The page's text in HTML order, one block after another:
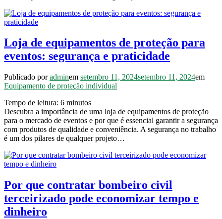
Loja de equipamentos de proteção para
eventos: segurança e praticidade
Publicado poradminem setembro 11, 2024setembro 11, 2024em
Equipamento de proteção individual
Tempo de leitura: 6 minutos
Descubra a importância de uma loja de equipamentos de proteção
para o mercado de eventos e por que é essencial garantir a segurança
com produtos de qualidade e conveniência. A segurança no trabalho
é um dos pilares de qualquer projeto…
Por que contratar bombeiro civil
terceirizado pode economizar tempo e
dinheiro